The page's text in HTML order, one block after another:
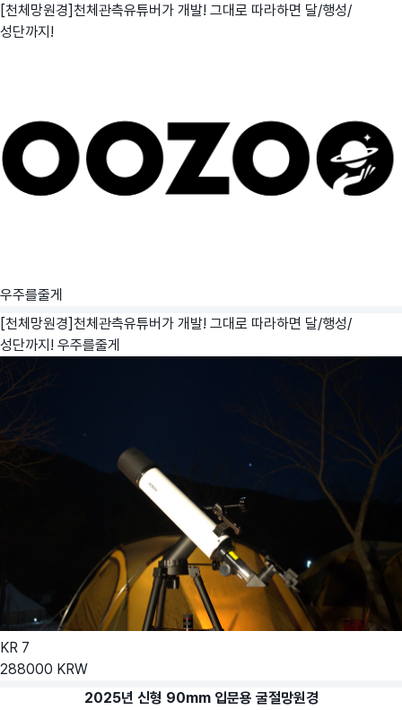
[천체망원경]천체관측유튜버가 개발! 그대로 따라하면 달/행성/
성단까지!
우주를줄게
[천체망원경]천체관측유튜버가 개발! 그대로 따라하면 달/행성/
성단까지! 우주를줄게
KR 7
288000 KRW
2025년 신형 90mm 입문용 굴절망원경